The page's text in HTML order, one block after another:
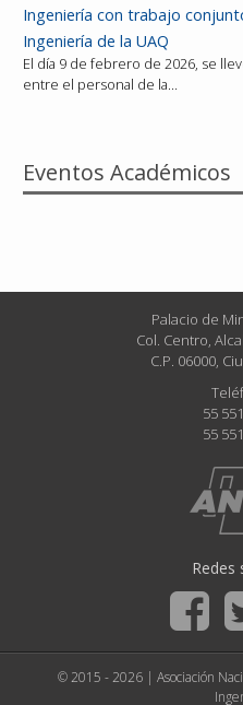
Ingeniería con trabajo
Ingeniería de la UAQ
El día 9 de febrero de 2026, se
entre el personal de la…
Eventos Académicos
Palacio de
Col. Centro,
C.P. 06000,
55
55
Redes
© 2015 - 2026 | Asociación